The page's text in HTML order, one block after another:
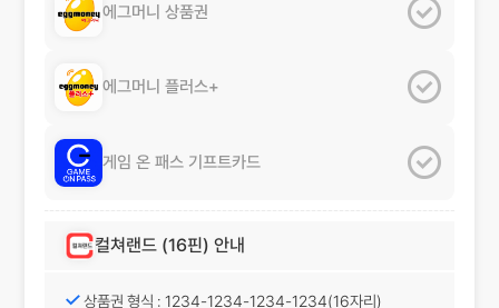
에그머니 상품권
에그머니 플러스+
게임 온 패스 기프트카드
컬쳐랜드 (16핀) 안내
상품권 형식 : 1234-1234-1234-1234(16자리)